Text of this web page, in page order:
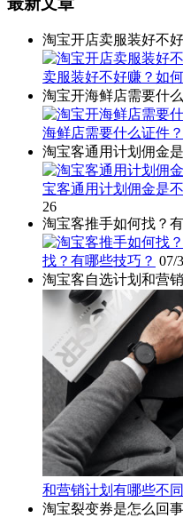
淘宝开店卖服装好不
卖服装好不好赚？如
淘宝开海鲜店需要什
海鲜店需要什么证件
淘宝客通用计划佣金
宝客通用计划佣金是
26
淘宝客推手如何找？
找？有哪些技巧？ 07/
淘宝客自选计划和营
和营销计划有哪些不
淘宝裂变券是怎么回